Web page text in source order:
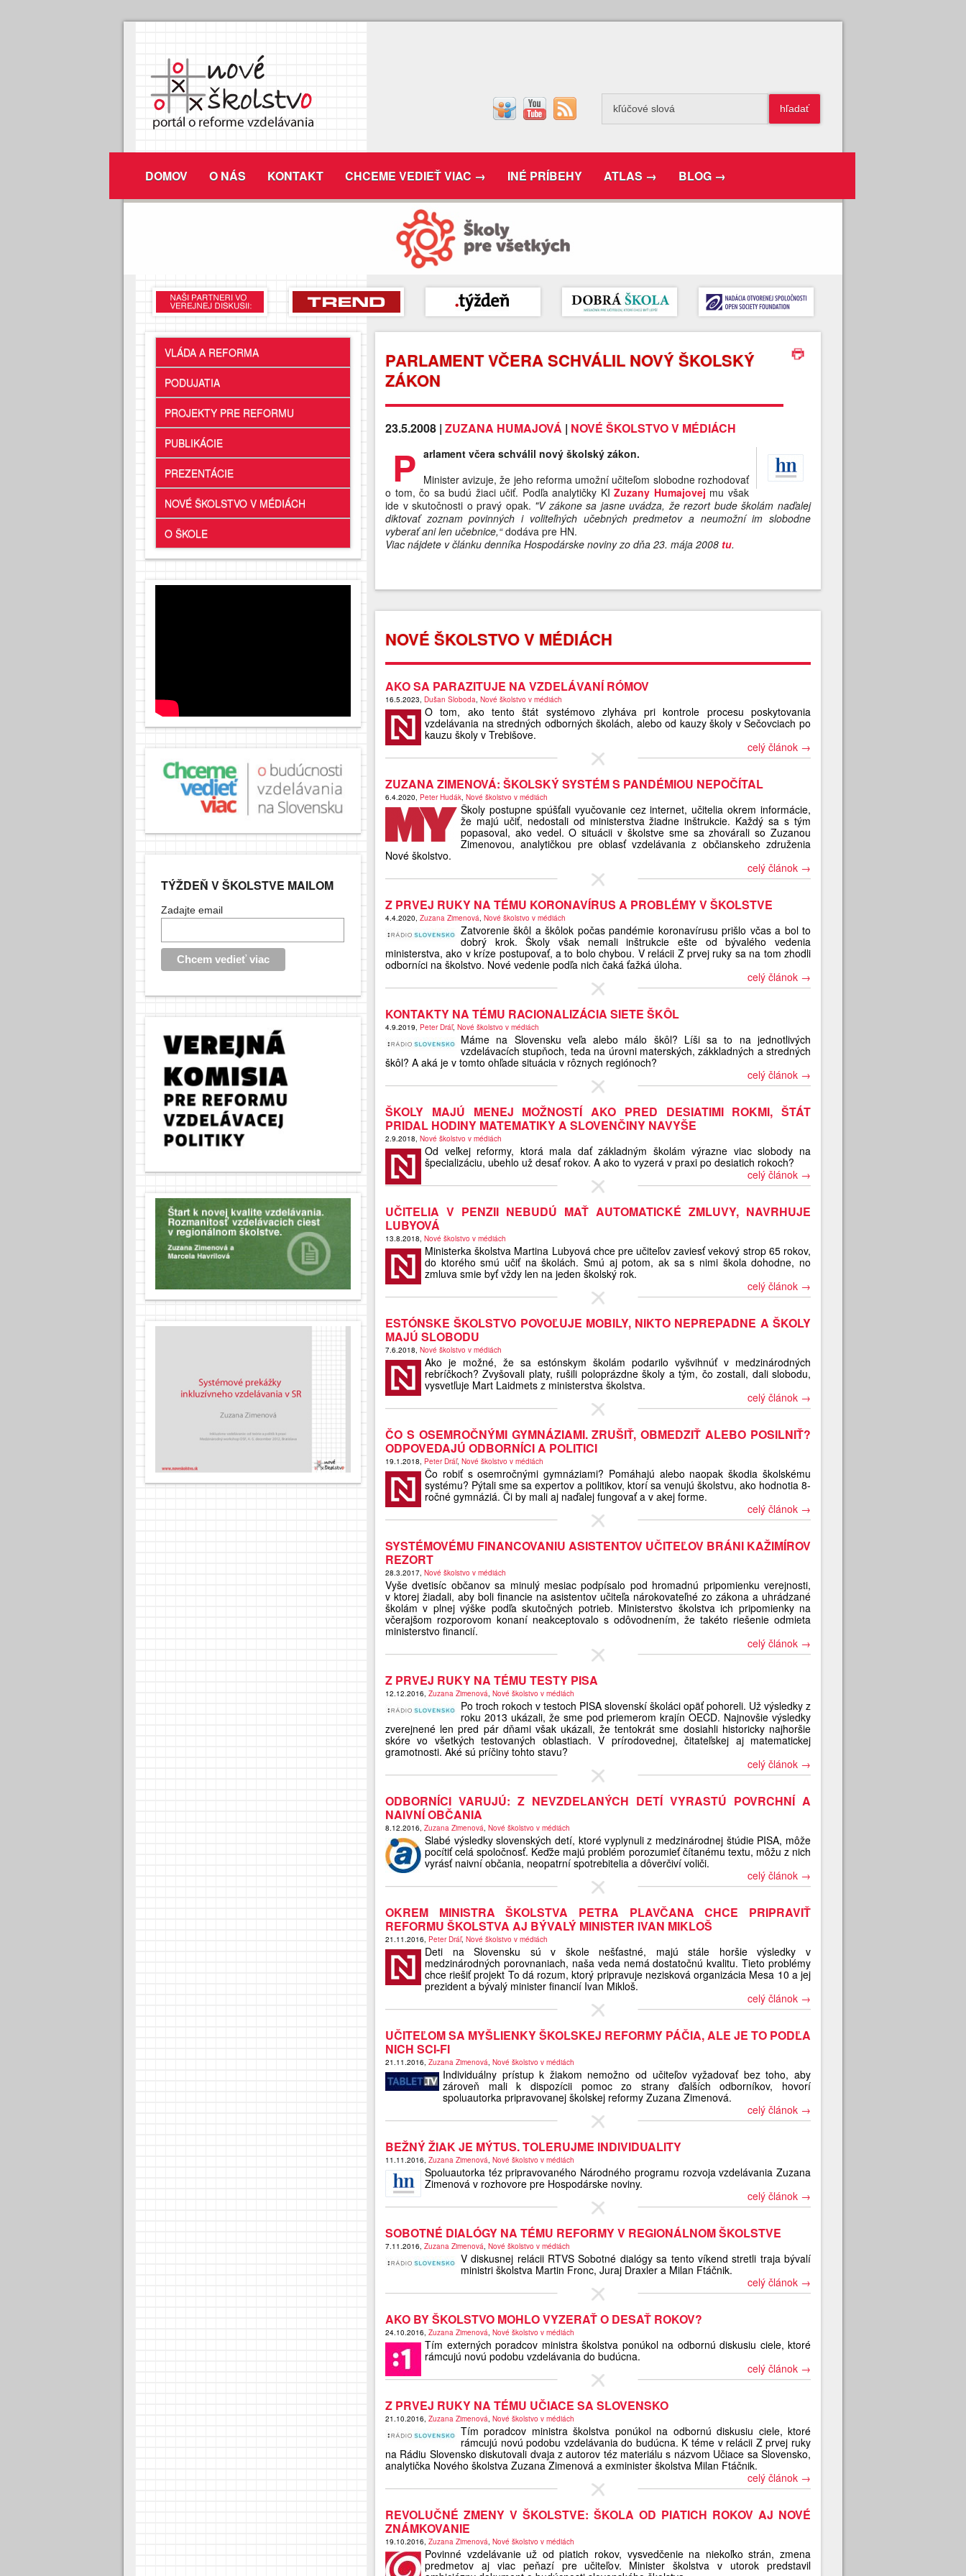
DOMOV O NÁS KONTAKT CHCEME VEDIEŤ VIAC → INÉ PRÍBEHY ATLAS → BLOG →
VLÁDA A REFORMA
PODUJATIA
PROJEKTY PRE REFORMU
PUBLIKÁCIE
PREZENTÁCIE
NOVÉ ŠKOLSTVO V MÉDIÁCH
O ŠKOLE
TÝŽDEŇ V ŠKOLSTVE MAILOM
Zadajte email
PARLAMENT VČERA SCHVÁLIL NOVÝ ŠKOLSKÝ
ZÁKON
23.5.2008 | ZUZANA HUMAJOVÁ | NOVÉ ŠKOLSTVO V MÉDIÁCH
P arlament včera schválil nový školský zákon.
Minister avizuje, že jeho reforma umožní učiteľom slobodne rozhodovať
o tom, čo sa budú žiaci učiť. Podľa analytičky KIZuzany Humajovej mu však
ide v skutočnosti o pravý opak. "V zákone sa jasne uvádza, že rezort bude školám naďalej
diktovať zoznam povinných i voliteľných učebných predmetov a neumožní im slobodne
vyberať ani len učebnice,“dodáva pre HN.
Viac nájdete v článku denníka Hospodárske noviny zo dňa 23. mája 2008 tu.
NOVÉ ŠKOLSTVO V MÉDIÁCH
AKO SA PARAZITUJE NA VZDELÁVANÍ RÓMOV
16.5.2023, Dušan Sloboda, Nové školstvo v médiách
O tom, ako tento štát systémovo zlyháva pri kontrole procesu poskytovania
vzdelávania na stredných odborných školách, alebo od kauzy školy v Sečovciach po
kauzu školy v Trebišove.
celý článok →
ZUZANA ZIMENOVÁ: ŠKOLSKÝ SYSTÉM S PANDÉMIOU NEPOČÍTAL
6.4.2020, Peter Hudák, Nové školstvo v médiách
Školy postupne spúšťali vyučovanie cez internet, učitelia okrem informácie,
že majú učiť, nedostali od ministerstva žiadne inštrukcie. Každý sa s tým
popasoval, ako vedel. O situácii v školstve sme sa zhovárali so Zuzanou
Zimenovou, analytičkou pre oblasť vzdelávania z občianskeho združenia
Nové školstvo.
celý článok →
Z PRVEJ RUKY NA TÉMU KORONAVÍRUS A PROBLÉMY V ŠKOLSTVE
4.4.2020, Zuzana Zimenová, Nové školstvo v médiách
Zatvorenie škôl a škôlok počas pandémie koronavírusu prišlo včas a bol to
dobrý krok. Školy však nemali inštrukcie ešte od bývalého vedenia
ministerstva, ako v kríze postupovať, a to bolo chybou. V relácii Z prvej ruky sa na tom zhodli
odborníci na školstvo. Nové vedenie podľa nich čaká ťažká úloha.
celý článok →
KONTAKTY NA TÉMU RACIONALIZÁCIA SIETE ŠKÔL
4.9.2019, Peter Dráľ, Nové školstvo v médiách
Máme na Slovensku veľa alebo málo škôl? Líši sa to na jednotlivých
vzdelávacích stupňoch, teda na úrovni materských, zákkladných a stredných
škôl? A aká je v tomto ohľade situácia v rôznych regiónoch?
celý článok →
ŠKOLY MAJÚ MENEJ MOŽNOSTÍ AKO PRED DESIATIMI ROKMI, ŠTÁT
PRIDAL HODINY MATEMATIKY A SLOVENČINY NAVYŠE
2.9.2018, Nové školstvo v médiách
Od veľkej reformy, ktorá mala dať základným školám výrazne viac slobody na
špecializáciu, ubehlo už desať rokov. A ako to vyzerá v praxi po desiatich rokoch?
celý článok →
UČITELIA V PENZII NEBUDÚ MAŤ AUTOMATICKÉ ZMLUVY, NAVRHUJE
LUBYOVÁ
13.8.2018, Nové školstvo v médiách
Ministerka školstva Martina Lubyová chce pre učiteľov zaviesť vekový strop 65 rokov,
do ktorého smú učiť na školách. Smú aj potom, ak sa s nimi škola dohodne, no
zmluva smie byť vždy len na jeden školský rok.
celý článok →
ESTÓNSKE ŠKOLSTVO POVOĽUJE MOBILY, NIKTO NEPREPADNE A ŠKOLY
MAJÚ SLOBODU
7.6.2018, Nové školstvo v médiách
Ako je možné, že sa estónskym školám podarilo vyšvihnúť v medzinárodných
rebríčkoch? Zvyšovali platy, rušili poloprázdne školy a tým, čo zostali, dali slobodu,
vysvetľuje Mart Laidmets z ministerstva školstva.
celý článok →
ČO S OSEMROČNÝMI GYMNÁZIAMI. ZRUŠIŤ, OBMEDZIŤ ALEBO POSILNIŤ?
ODPOVEDAJÚ ODBORNÍCI A POLITICI
19.1.2018, Peter Dráľ, Nové školstvo v médiách
Čo robiť s osemročnými gymnáziami? Pomáhajú alebo naopak škodia školskému
systému? Pýtali sme sa expertov a politikov, ktorí sa venujú školstvu, ako hodnotia 8-
ročné gymnáziá. Či by mali aj naďalej fungovať a v akej forme.
celý článok →
SYSTÉMOVÉMU FINANCOVANIU ASISTENTOV UČITEĽOV BRÁNI KAŽIMÍROV
REZORT
28.3.2017, Nové školstvo v médiách
Vyše dvetisíc občanov sa minulý mesiac podpísalo pod hromadnú pripomienku verejnosti,
v ktorej žiadali, aby boli financie na asistentov učiteľa nárokovateľné zo zákona a uhrádzané
školám v plnej výške podľa skutočných potrieb. Ministerstvo školstva ich pripomienky na
včerajšom rozporovom konaní neakceptovalo s odôvodnením, že takéto riešenie odmieta
ministerstvo financií.
celý článok →
Z PRVEJ RUKY NA TÉMU TESTY PISA
12.12.2016, Zuzana Zimenová, Nové školstvo v médiách
Po troch rokoch v testoch PISA slovenskí školáci opäť pohoreli. Už výsledky z
roku 2013 ukázali, že sme pod priemerom krajín OECD. Najnovšie výsledky
zverejnené len pred pár dňami však ukázali, že tentokrát sme dosiahli historicky najhoršie
skóre vo všetkých testovaných oblastiach. V prírodovednej, čitateľskej aj matematickej
gramotnosti. Aké sú príčiny tohto stavu?
celý článok →
ODBORNÍCI VARUJÚ: Z NEVZDELANÝCH DETÍ VYRASTÚ POVRCHNÍ A
NAIVNÍ OBČANIA
8.12.2016, Zuzana Zimenová, Nové školstvo v médiách
Slabé výsledky slovenských detí, ktoré vyplynuli z medzinárodnej štúdie PISA, môže
pocítiť celá spoločnosť. Keďže majú problém porozumieť čítanému textu, môžu z nich
vyrásť naivní občania, neopatrní spotrebitelia a dôverčiví voliči.
celý článok →
OKREM MINISTRA ŠKOLSTVA PETRA PLAVČANA CHCE PRIPRAVIŤ
REFORMU ŠKOLSTVA AJ BÝVALÝ MINISTER IVAN MIKLOŠ
21.11.2016, Peter Dráľ, Nové školstvo v médiách
Deti na Slovensku sú v škole nešťastné, majú stále horšie výsledky v
medzinárodných porovnaniach, naša veda nemá dostatočnú kvalitu. Tieto problémy
chce riešiť projekt To dá rozum, ktorý pripravuje nezisková organizácia Mesa 10 a jej
prezident a bývalý minister financií Ivan Mikloš.
celý článok →
UČITEĽOM SA MYŠLIENKY ŠKOLSKEJ REFORMY PÁČIA, ALE JE TO PODĽA
NICH SCI-FI
21.11.2016, Zuzana Zimenová, Nové školstvo v médiách
Individuálny prístup k žiakom nemožno od učiteľov vyžadovať bez toho, aby
zároveň mali k dispozícii pomoc zo strany ďalších odborníkov, hovorí
spoluautorka pripravovanej školskej reformy Zuzana Zimenová.
celý článok →
BEŽNÝ ŽIAK JE MÝTUS. TOLERUJME INDIVIDUALITY
11.11.2016, Zuzana Zimenová, Nové školstvo v médiách
Spoluautorka téz pripravovaného Národného programu rozvoja vzdelávania Zuzana
Zimenová v rozhovore pre Hospodárske noviny.
celý článok →
SOBOTNÉ DIALÓGY NA TÉMU REFORMY V REGIONÁLNOM ŠKOLSTVE
7.11.2016, Zuzana Zimenová, Nové školstvo v médiách
V diskusnej relácii RTVS Sobotné dialógy sa tento víkend stretli traja bývalí
ministri školstva Martin Fronc, Juraj Draxler a Milan Ftáčnik.
celý článok →
AKO BY ŠKOLSTVO MOHLO VYZERAŤ O DESAŤ ROKOV?
24.10.2016, Zuzana Zimenová, Nové školstvo v médiách
Tím externých poradcov ministra školstva ponúkol na odbornú diskusiu ciele, ktoré
rámcujú novú podobu vzdelávania do budúcna.
celý článok →
Z PRVEJ RUKY NA TÉMU UČIACE SA SLOVENSKO
21.10.2016, Zuzana Zimenová, Nové školstvo v médiách
Tím poradcov ministra školstva ponúkol na odbornú diskusiu ciele, ktoré
rámcujú novú podobu vzdelávania do budúcna. K téme v relácii Z prvej ruky
na Rádiu Slovensko diskutovali dvaja z autorov téz materiálu s názvom Učiace sa Slovensko,
analytička Nového školstva Zuzana Zimenová a exminister školstva Milan Ftáčnik.
celý článok →
REVOLUČNÉ ZMENY V ŠKOLSTVE: ŠKOLA OD PIATICH ROKOV AJ NOVÉ
ZNÁMKOVANIE
19.10.2016, Zuzana Zimenová, Nové školstvo v médiách
Povinné vzdelávanie už od piatich rokov, vysvedčenie na niekoľko strán, zmena
predmetov aj viac peňazí pre učiteľov. Minister školstva v utorok predstavil